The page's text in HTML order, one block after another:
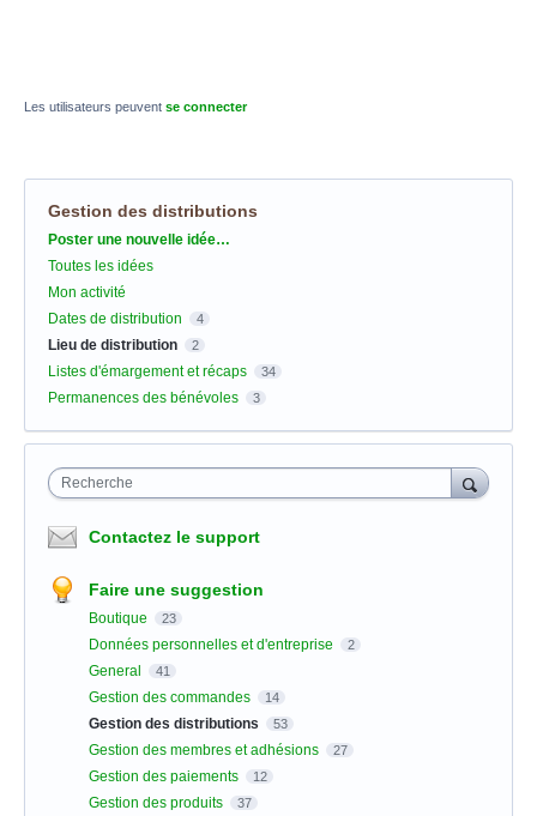
Les utilisateurs peuvent se connecter
Gestion des distributions
Catégories
Poster une nouvelle idée…
Toutes les idées
Mon activité
Dates de distribution
4
Lieu de distribution 2
Listes d'émargement et récaps 34
Permanences des bénévoles 3
Recherche
Contactez le support
Faire une suggestion
Boutique 23
Données personnelles et d'entreprise 2
General 41
Gestion des commandes 14
Gestion des distributions 53
Gestion des membres et adhésions 27
Gestion des paiements 12
Gestion des produits 37